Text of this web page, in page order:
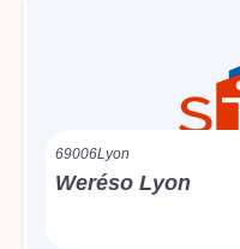
69006Lyon
Weréso Lyon